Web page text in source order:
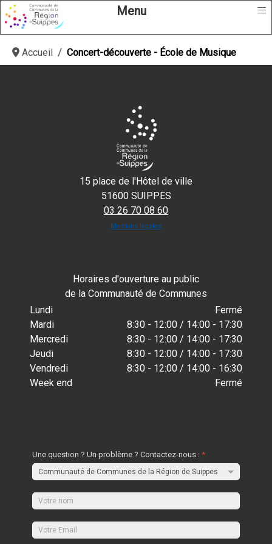
Menu ≡
Accueil Concert-découverte - École de Musique
15 place de l'Hôtel de ville
51600 SUIPPES
03 26 70 08 60
Mentions légales
Horaires d'ouverture au public
de la Communauté de Communes
Lundi
Fermé
Mardi
8:30 - 12:00 / 14:00 - 17:30
Mercredi
8:30 - 12:00 / 14:00 - 17:30
Jeudi
8:30 - 12:00 / 14:00 - 17:30
Vendredi
8:30 - 12:00 / 14:00 - 16:30
Week end
Fermé
Une question ? Un problème ? Contactez-nous :*